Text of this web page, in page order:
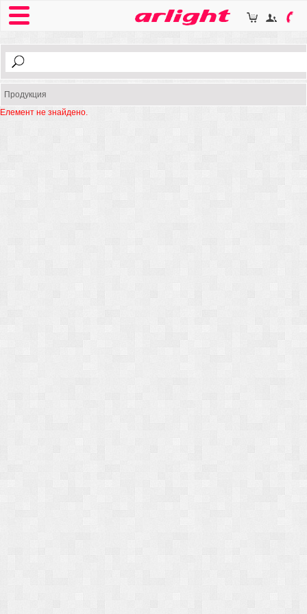
Продукция
Елемент не знайдено.